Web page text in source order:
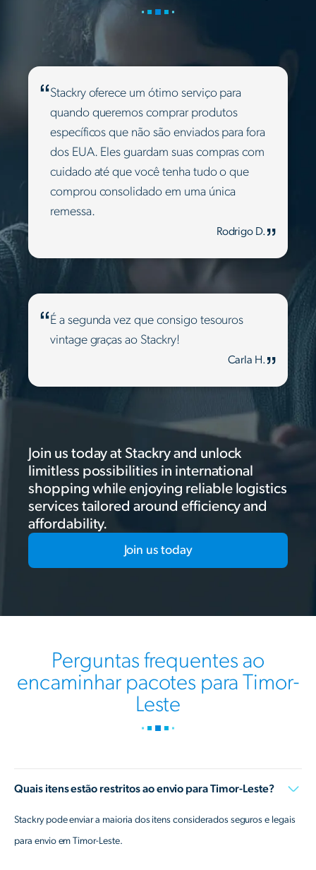
Stackry oferece um ótimo serviço para
quando queremos comprar produtos
específicos que não são enviados para fora
dos EUA. Eles guardam suas compras com
cuidado até que você tenha tudo o que
comprou consolidado em uma única
remessa.
Rodrigo D.
É a segunda vez que consigo tesouros
vintage graças ao Stackry!
Carla H.
Join us today at Stackry and unlock
limitless possibilities in international
shopping while enjoying reliable logistics
services tailored around efficiency and
affordability.
Join us today
Perguntas frequentes ao
encaminhar pacotes para Timor-
Leste
Quais itens estão restritos ao envio para Timor-Leste?
Stackry pode enviar a maioria dos itens considerados seguros e legais
para envio em Timor-Leste.